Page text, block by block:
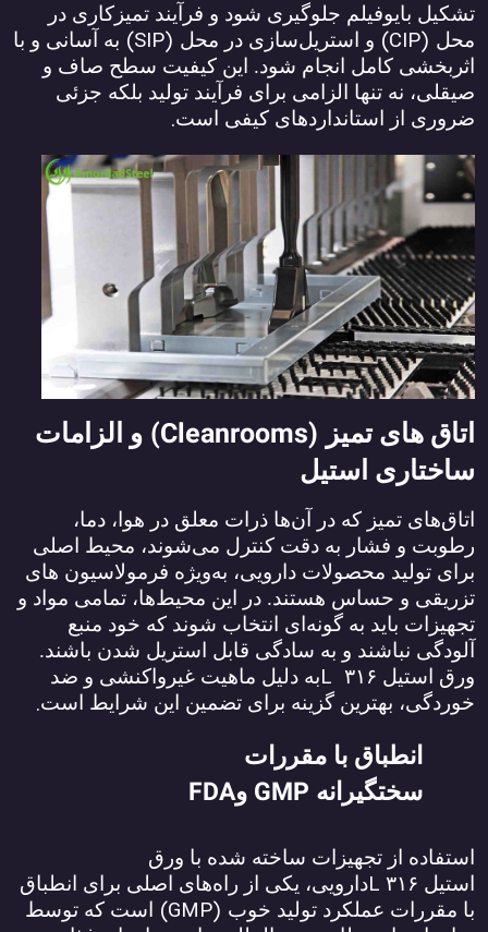
تشکیل بایوفیلم جلوگیری شود و فرآیند تمیزکاری در
محل (CIP) و استریل‌سازی در محل (SIP) به آسانی و با
اثربخشی کامل انجام شود. این کیفیت سطح صاف و
صیقلی، نه تنها الزامی برای فرآیند تولید بلکه جزئی
ضروری از استانداردهای کیفی است.
اتاق ‌های تمیز (Cleanrooms) و الزامات
ساختاری استیل
اتاق‌های تمیز که در آن‌ها ذرات معلق در هوا، دما،
رطوبت و فشار به دقت کنترل می‌شوند، محیط اصلی
برای تولید محصولات دارویی، به‌ویژه فرمولاسیون ‌های
تزریقی و حساس هستند. در این محیط‌ها، تمامی مواد و
تجهیزات باید به گونه‌ای انتخاب شوند که خود منبع
آلودگی نباشند و به سادگی قابل استریل شدن باشند.
ورق استیل ۳۱۶ Lبه دلیل ماهیت غیرواکنشی و ضد
خوردگی، بهترین گزینه برای تضمین این شرایط است.
انطباق با مقررات
سختگیرانه GMP وFDA
استفاده از تجهیزات ساخته شده با ورق
استیل ۳۱۶ Lدارویی، یکی از راه‌های اصلی برای انطباق
با مقررات عملکرد تولید خوب (GMP)
است که توسط